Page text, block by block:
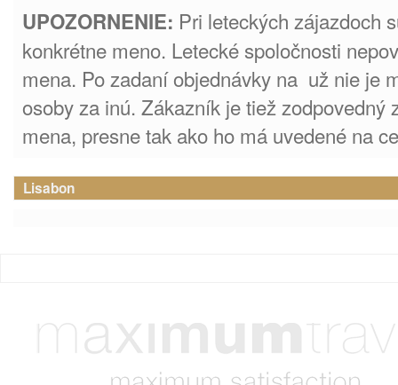
UPOZORNENIE: Pri leteckých zájazdoch
konkrétne meno. Letecké spoločnosti
mena. Po zadaní objednávky na už nie je
osoby za inú. Zákazník je tiež zodpovedný
mena, presne tak ako ho má uvedené na
Lisabon